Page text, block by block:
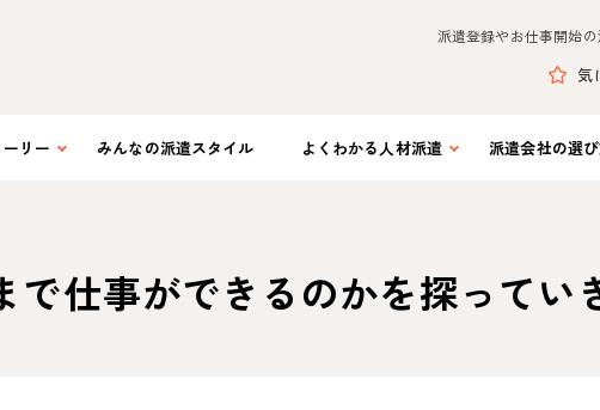
派遣登録やお仕事開始の
気
リー みんなの派遣スタイル よくわかる 人材派遣 派遣会社の選
で仕事ができるのかを探ってい